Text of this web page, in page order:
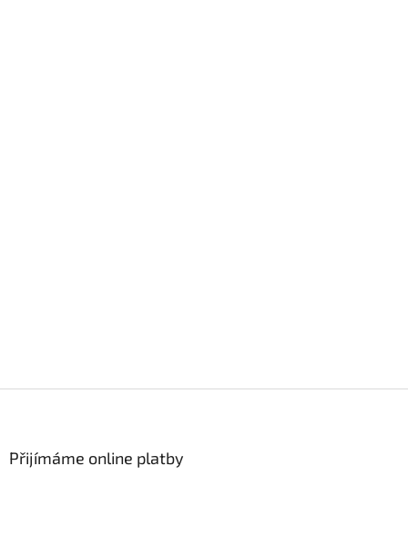
Přijímáme online platby